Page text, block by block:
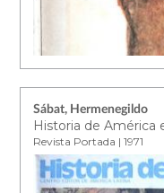
Sábat, Hermenegildo
Historia de América
Revista Portada | 1971